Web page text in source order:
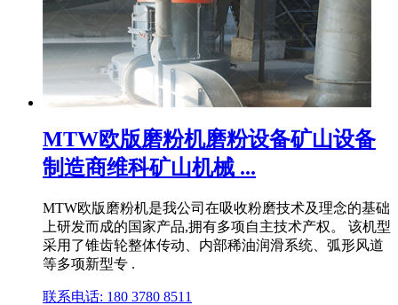
MTW欧版磨粉机磨粉设备矿山设备
制造商维科矿山机械 ...
MTW欧版磨粉机是我公司在吸收粉磨技术及理念的基础
上研发而成的国家产品,拥有多项自主技术产权。 该机型
采用了锥齿轮整体传动、内部稀油润滑系统、弧形风道
等多项新型专 .
联系电话: 180 3780 8511